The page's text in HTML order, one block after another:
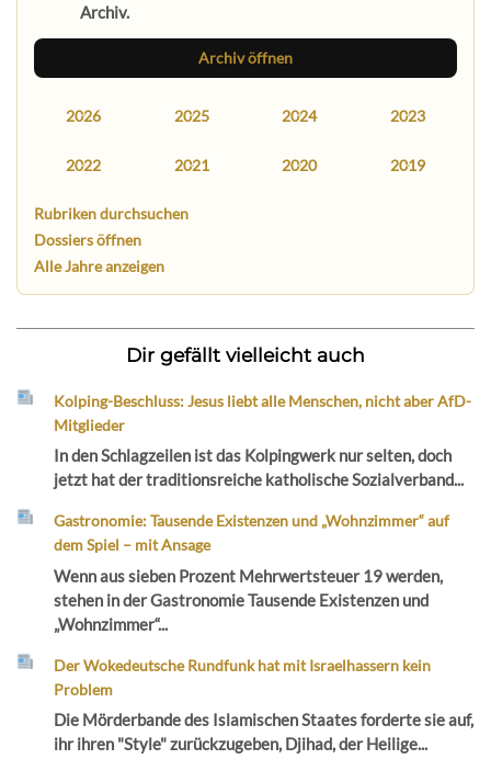
Archiv.
Archiv öffnen
2026 2025 2024 2023
2022 2021 2020 2019
Rubriken durchsuchen
Dossiers öffnen
Alle Jahre anzeigen
Dir gefällt vielleicht auch
Kolping-Beschluss: Jesus liebt alle Menschen, nicht aber AfD-
Mitglieder
In den Schlagzeilen ist das Kolpingwerk nur selten, doch
jetzt hat der traditionsreiche katholische Sozialverband...
Gastronomie: Tausende Existenzen und „Wohnzimmer“ auf
dem Spiel – mit Ansage
Wenn aus sieben Prozent Mehrwertsteuer 19 werden,
stehen in der Gastronomie Tausende Existenzen und
„Wohnzimmer“...
Der Wokedeutsche Rundfunk hat mit Israelhassern kein
Problem
Die Mörderbande des Islamischen Staates forderte sie auf,
ihr ihren "Style" zurückzugeben, Djihad, der Heilige...